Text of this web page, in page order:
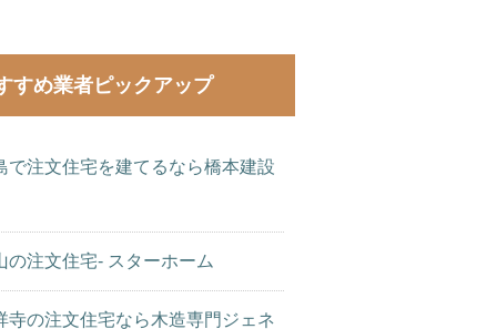
すめ業者ピックアップ
で注文住宅を建てるなら橋本建設
の注文住宅- スターホーム
寺の注文住宅なら木造専門ジェネ